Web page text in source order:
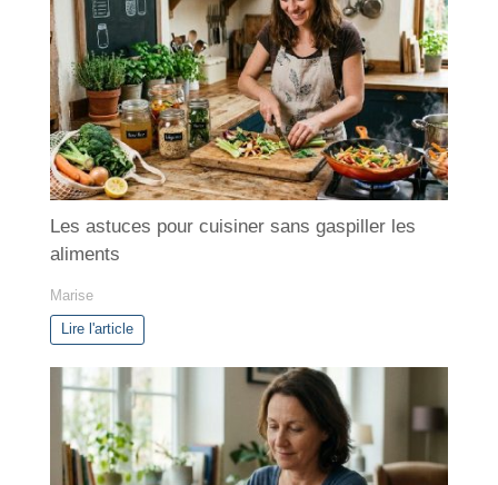
o
r
i
e
s
Les astuces pour cuisiner sans gaspiller les
aliments
Marise
Lire l'article